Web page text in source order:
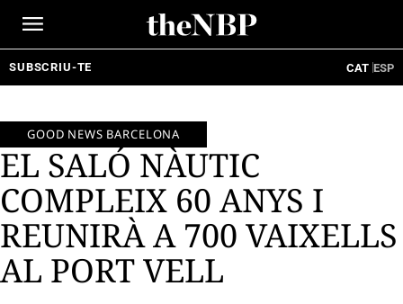
SUBSCRIU-TE CAT ESP
GOOD NEWS BARCELONA
EL SALÓ NÀUTIC
COMPLEIX 60 ANYS I
REUNIRÀ A 700 VAIXELLS
AL PORT VELL